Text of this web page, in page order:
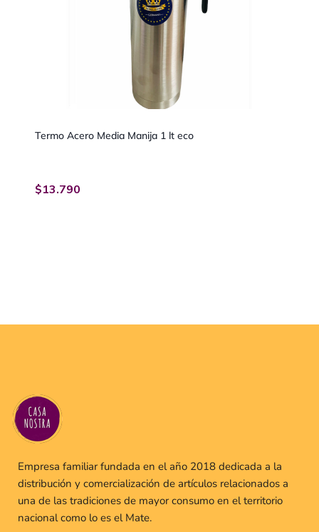
Termo Acero Media Manija 1 lt eco
$13.790
Empresa familiar fundada en el año 2018 dedicada a la
distribución y comercialización de artículos relacionados a
una de las tradiciones de mayor consumo en el territorio
nacional como lo es el Mate.